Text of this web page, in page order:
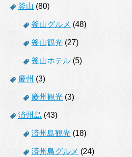
釜山 (80)
釜山グルメ (48)
釜山観光 (27)
釜山ホテル (5)
慶州 (3)
慶州観光 (3)
済州島 (43)
済州島観光 (18)
済州島グルメ (24)